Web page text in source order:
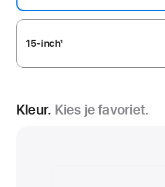
15-inch1
Kleur. Kies je favoriet.